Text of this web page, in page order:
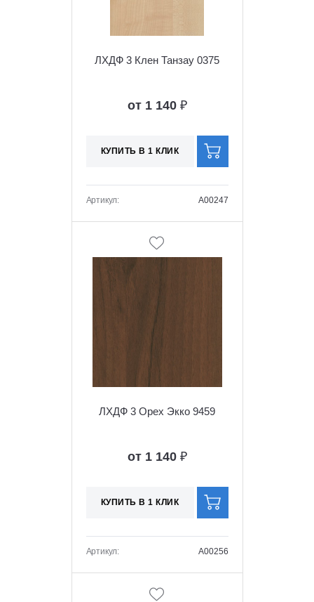
ЛХДФ 3 Клен Танзау 0375
от 1 140 ₽
КУПИТЬ В 1 КЛИК
Артикул: A00247
ЛХДФ 3 Орех Экко 9459
от 1 140 ₽
КУПИТЬ В 1 КЛИК
Артикул: A00256